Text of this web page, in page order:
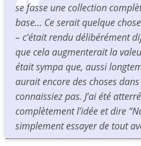
se fasse une collection
base… Ce serait quelque
– c’était rendu délibérément
que cela augmenterait la
était sympa que, aussi
aurait encore des choses
connaissiez pas. J’ai été
complètement l’idée et dire
simplement essayer de tout